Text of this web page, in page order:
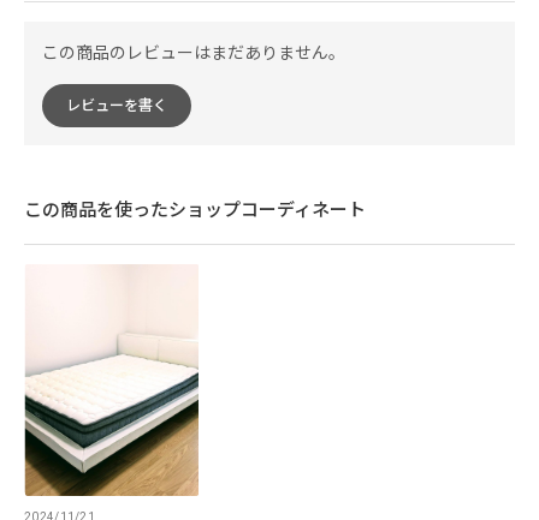
この商品のレビューはまだありません。
レビューを書く
この商品を使ったショップコーディネート
2024/11/21